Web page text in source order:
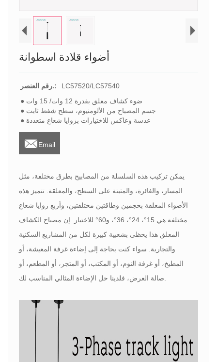
أضواء قلادة اسطوانة
رقم العنصر.:
LC57520/LC57540
● ضوء كشاف معلق بقدرة 12 وات/ 15 وات
● جسم المصباح من الألومنيوم، سطح شفط ثابت
● عدسة وعاكس للاختيارات بزوايا شعاع متعددة
Email
يمكن تركيب هذه السلسلة من المصابيح بطرق مختلفة، مثل
المسار، والغائرة، والمثبتة على السطح، والمعلقة. تتميز هذه
الأضواء المعلقة بحجمين وطاقتين مختلفتين، وأربع زوايا شعاع
مختلفة هي 15°، 24°، 36°، و60° للاختيار. إن مصباح الكشاف
المعلق هذا يحظى بشعبية كبيرة لكل من المشاريع السكنية
والتجارية. سواء كنت بحاجة إلى إضاءة غرفة المعيشة، أو
المطبخ، أو غرفة النوم، أو المكتب، أو المتجر، أو المطعم، أو